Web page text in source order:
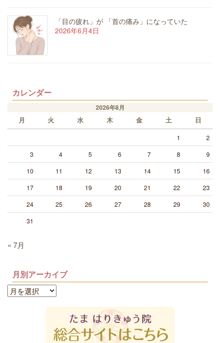
「目の疲れ」が 「首の痛み」になっていた
2026年6月4日
カレンダー
2026年8月
月
火 水 木 金 土 日
1
2
3
4 5 6 7 8
9
10
11 12 13 14 15
16
17
18 19 20 21 22
23
24
25 26 27 28 29
30
31
« 7月
月別アーカイブ
月
別